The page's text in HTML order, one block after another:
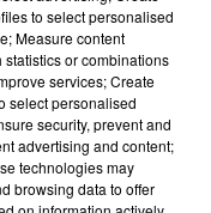
to select personalised
Measure content
or combinations
services; Create
select personalised
security, prevent and
advertising and content;
technologies may
browsing data to offer